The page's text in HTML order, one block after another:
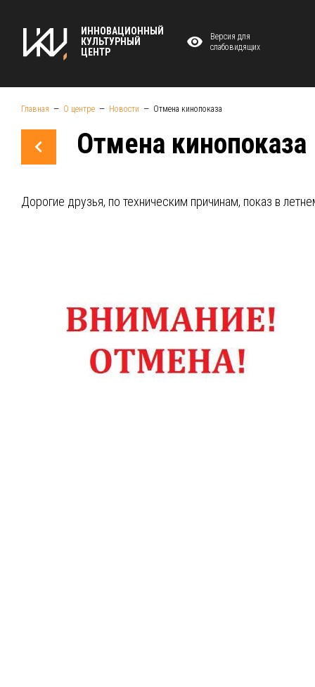
ИННОВАЦИОННЫЙ
КУЛЬТУРНЫЙ
ЦЕНТР
Версия для
слабовидящих
Главная О центре Новости Отмена кинопоказа
Отмена кинопоказа
Дорогие друзья, по техническим причинам, показ в